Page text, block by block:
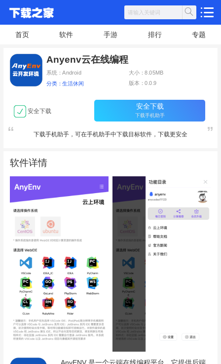
首页 软件 手游 排行 专题
Anyenv云在线编程
系统：Android 大小：8.05MB
分类：生活休闲 版本：0.0.9
安全下载
安全下载
下载手机助手
下载手机助手，可在手机助手中下载目标软件，下载更安全
软件详情